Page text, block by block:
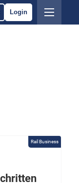
Login
Rail Business